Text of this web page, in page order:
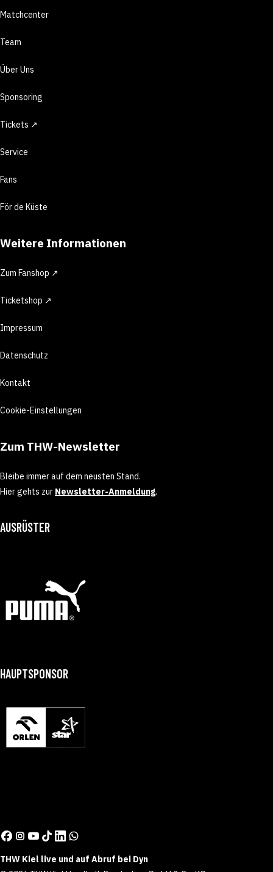
Matchcenter
Team
Über Uns
Sponsoring
Tickets ↗
Service
Fans
För de Küste
Weitere Informationen
Zum Fanshop ↗
Ticketshop ↗
Impressum
Datenschutz
Kontakt
Cookie-Einstellungen
Zum THW-Newsletter
Bleibe immer auf dem neusten Stand.
Hier gehts zur Newsletter-Anmeldung.
AUSRÜSTER
HAUPTSPONSOR
THW Kiel live und auf Abruf bei Dyn